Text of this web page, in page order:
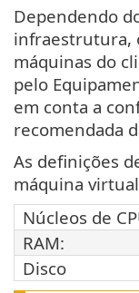
Dependendo
infraestrutura,
máquinas do
pelo
em conta a
recomendada
As definições
máquina virtual
Núcleos de
RAM:
Disco